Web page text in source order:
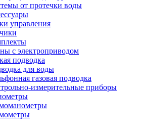
от протечки воды
управления
с электроприводом
подводка
для воды
газовая подводка
измерительные приборы